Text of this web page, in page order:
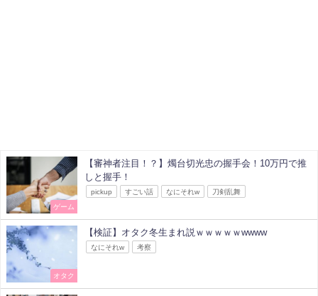
ゲーム
【審神者注目！？】燭台切光忠の握手会！10万円で推
しと握手！
pickup すごい話 なにそれw 刀剣乱舞
オタク
【検証】オタク冬生まれ説ｗｗｗｗｗwwww
なにそれw 考察